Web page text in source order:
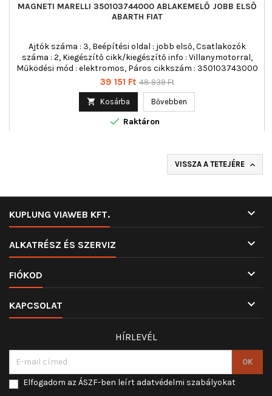
MAGNETI MARELLI 350103744000 ABLAKEMELŐ JOBB ELSŐ
ABARTH FIAT
Ajtók száma : 3, Beépítési oldal : jobb első, Csatlakozók
száma : 2, Kiegészítő cikk/kiegészítő info : Villanymotorral,
Működési mód : elektromos, Páros cikkszám : 350103743000
Ár
39 151 Ft Normál
48 939 Ft
 Kosárba Bővebben
 Raktáron
VISSZA A TETEJÉRE 
KUPLUNG VIAWEB KFT. 
ALKATRÉSZ ÉS SZERVIZ 
FIÓKOD 
KAPCSOLAT 
HÍRLEVÉL
Elfogadom az ÁSZF-ben leírt adatvédelmi szabályokat